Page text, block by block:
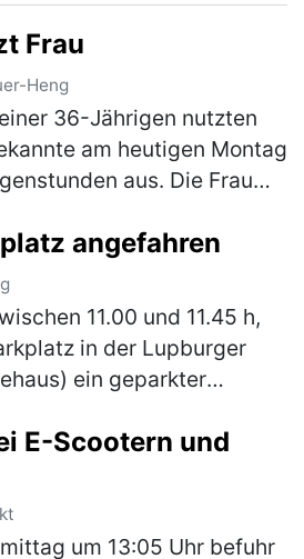
Frau
Heng
36-Jährigen nutzten
am heutigen Montag
aus. Die Frau
einen Man…(mehr)
angefahren
11.00 und 11.45 h,
in der Lupburger
ein geparkter
(Kotflügel und Stoßs…
E-Scootern und
um 13:05 Uhr befuhr